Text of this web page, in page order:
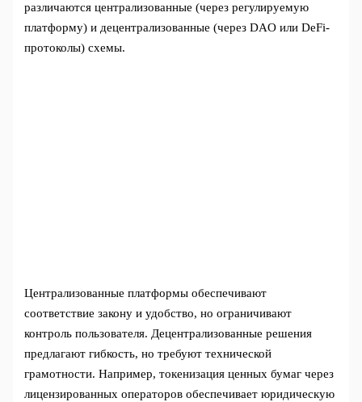
различаются централизованные (через регулируемую
платформу) и децентрализованные (через DAO или DeFi-
протоколы) схемы.
Централизованные платформы обеспечивают
соответствие закону и удобство, но ограничивают
контроль пользователя. Децентрализованные решения
предлагают гибкость, но требуют технической
грамотности. Например, токенизация ценных бумаг через
лицензированных операторов обеспечивает юридическую